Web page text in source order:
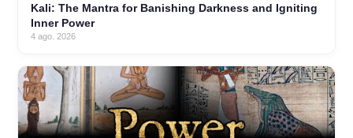
Kali: The Mantra for Banishing Darkness and Igniting
Inner Power
4 ago. 2026